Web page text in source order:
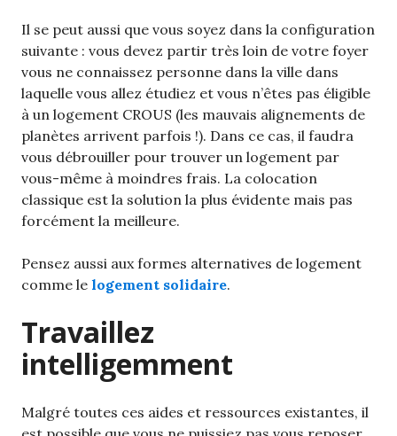
Il se peut aussi que vous soyez dans la configuration
suivante : vous devez partir très loin de votre foyer
vous ne connaissez personne dans la ville dans
laquelle vous allez étudiez et vous n’êtes pas éligible
à un logement CROUS (les mauvais alignements de
planètes arrivent parfois !). Dans ce cas, il faudra
vous débrouiller pour trouver un logement par
vous-même à moindres frais. La colocation
classique est la solution la plus évidente mais pas
forcément la meilleure.
Pensez aussi aux formes alternatives de logement
comme le logement solidaire.
Travaillez
intelligemment
Malgré toutes ces aides et ressources existantes, il